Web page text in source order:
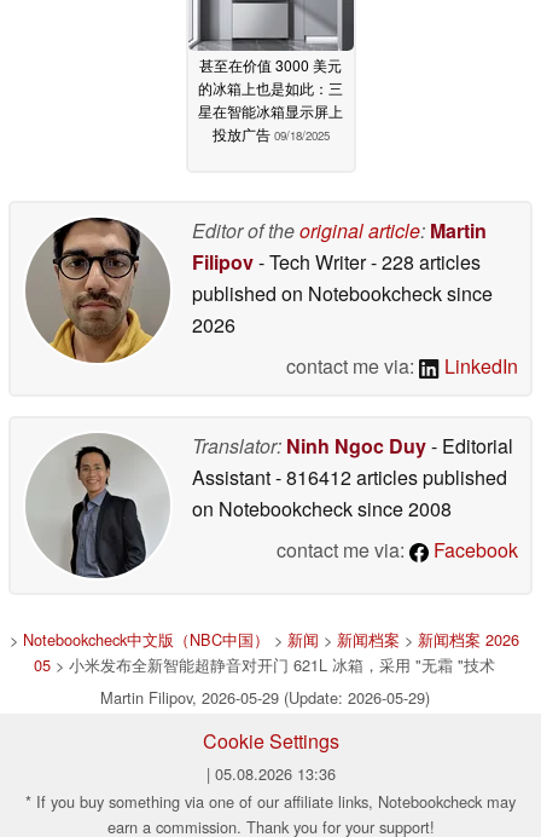
甚至在价值 3000 美元
的冰箱上也是如此：三
星在智能冰箱显示屏上
投放广告 09/18/2025
Editor of theoriginal article: Martin
Filipov- Tech Writer- 228 articles
published on Notebookchecksince
2026
contact me via:
LinkedIn
Translator: Ninh Ngoc Duy- Editorial
Assistant- 816412 articles published
on Notebookchecksince 2008
contact me via:
Facebook
> Notebookcheck中文版（NBC中国） > 新闻 > 新闻档案 > 新闻档案 2026
05 > 小米发布全新智能超静音对开门 621L 冰箱，采用 "无霜 "技术
Martin Filipov, 2026-05-29 (Update: 2026-05-29)
Cookie Settings
| 05.08.2026 13:36
* If you buy something via one of our affiliate links, Notebookcheck may
earn a commission. Thank you for your support!